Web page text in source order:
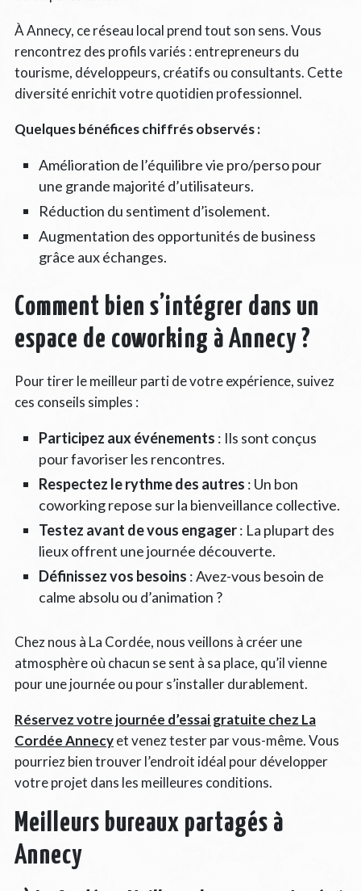
À Annecy, ce réseau local prend tout son sens. Vous
rencontrez des profils variés : entrepreneurs du
tourisme, développeurs, créatifs ou consultants. Cette
diversité enrichit votre quotidien professionnel.
Quelques bénéfices chiffrés observés :
Amélioration de l’équilibre vie pro/perso pour
une grande majorité d’utilisateurs.
Réduction du sentiment d’isolement.
Augmentation des opportunités de business
grâce aux échanges.
Comment bien s’intégrer dans un
espace de coworking à Annecy ?
Pour tirer le meilleur parti de votre expérience, suivez
ces conseils simples :
Participez aux événements : Ils sont conçus
pour favoriser les rencontres.
Respectez le rythme des autres : Un bon
coworking repose sur la bienveillance collective.
Testez avant de vous engager: La plupart des
lieux offrent une journée découverte.
Définissez vos besoins : Avez-vous besoin de
calme absolu ou d’animation ?
Chez nous à La Cordée, nous veillons à créer une
atmosphère où chacun se sent à sa place, qu’il vienne
pour une journée ou pour s’installer durablement.
Réservez votre journée d’essai gratuite chez La
Cordée Annecyet venez tester par vous-même. Vous
pourriez bien trouver l’endroit idéal pour développer
votre projet dans les meilleures conditions.
Meilleurs bureaux partagés à
Annecy